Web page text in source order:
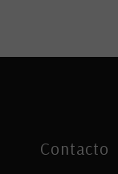
Contacto